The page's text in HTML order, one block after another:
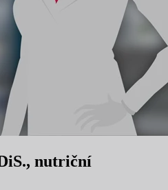
nutriční